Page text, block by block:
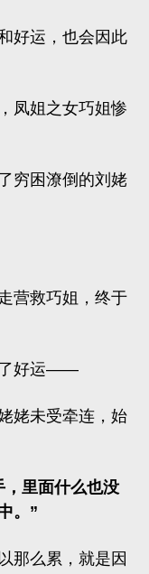
好运，也会因此
凤姐之女巧姐惨
穷困潦倒的刘姥
营救巧姐，终于
了好运——
姥未受牵连，始
，里面什么也没
。”
那么累，就是因